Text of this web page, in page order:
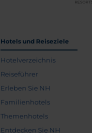
Hotels und Reiseziele
Hotelverzeichnis
Reiseführer
Erleben Sie NH
Familienhotels
Themenhotels
Entdecken Sie NH